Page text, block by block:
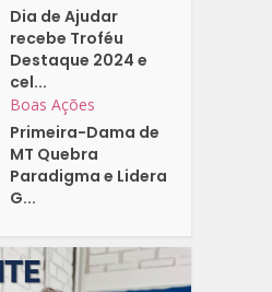
Dia de Ajudar
recebe Troféu
Destaque 2024 e
cel...
Boas Ações
Primeira-Dama de
MT Quebra
Paradigma e Lidera
G...